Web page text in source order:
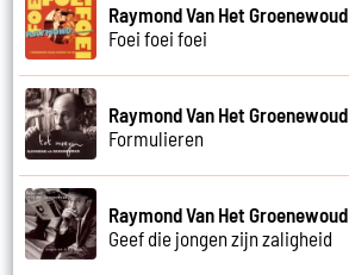
Raymond Van Het Groenewoud
Foei foei foei
Raymond Van Het Groenewoud
Formulieren
Raymond Van Het Groenewoud
Geef die jongen zijn zaligheid